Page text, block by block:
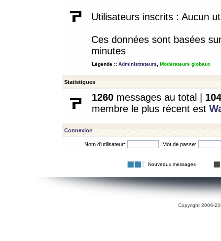
Utilisateurs inscrits : Aucun
Ces données sont basées
minutes
Légende :: Administrateurs Modérateurs globaux
Statistiques
1260 messages au total | 104
membre le plus récent est
Connexion
Nom d’utilisateur: Mot de passe:
Nouveaux messages
Copyright 2006-